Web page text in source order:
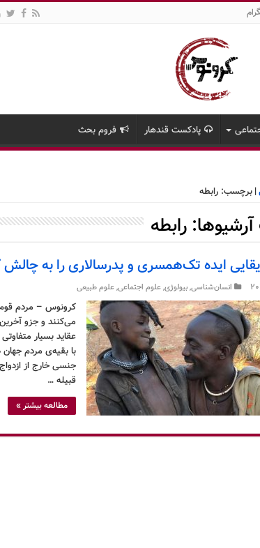
پادکست قندهار فروم بحث
| برچسب: رابطه
رابطه
ایده تک‌همسری و پدرسالاری را به
انسان‌شناسی,بیولوژی,علوم اجتماعی,علوم طبیعی
کرونوس – مردم قوم
می‌کنند و جزو
عقاید بسیار
با بقیه‌ی مردم جهان
جنسی خارج از
قبیله …
مطالعه بیشتر »